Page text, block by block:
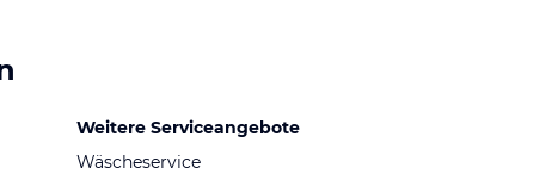
Weitere Serviceangebote
Wäscheservice